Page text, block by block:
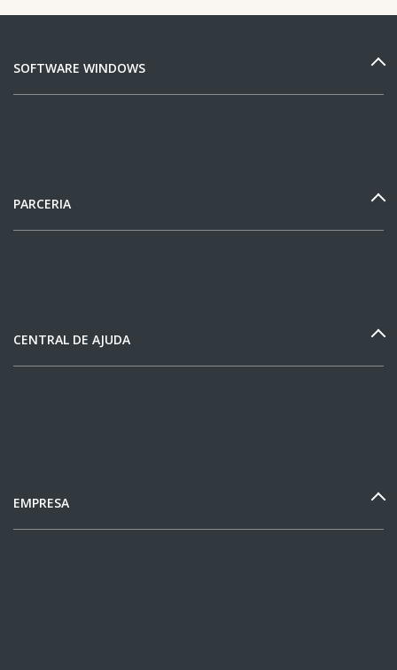
SOFTWARE WINDOWS
PARCERIA
CENTRAL DE AJUDA
EMPRESA